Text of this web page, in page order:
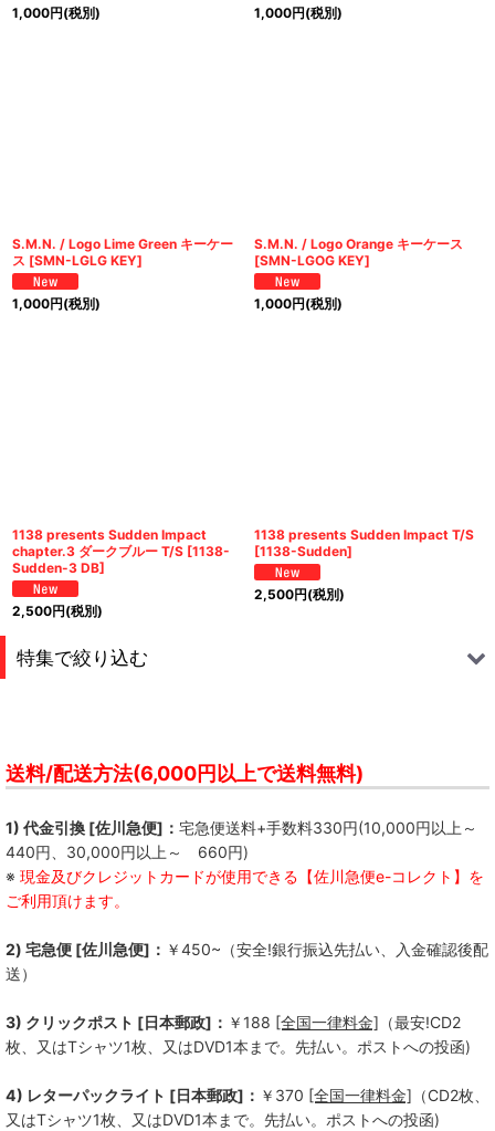
1,000円(税別) 1,000円(税別)
S.M.N. / Logo Lime Green キーケー
ス [SMN-LGLG KEY]
1,000円(税別)
S.M.N. / Logo Orange キーケース
[SMN-LGOG KEY]
1,000円(税別)
1138 presents Sudden Impact
chapter.3 ダークブルー T/S [1138-
Sudden-3 DB]
2,500円(税別)
1138 presents Sudden Impact T/S
[1138-Sudden]
2,500円(税別)
特集で絞り込む
FREE KICK
QUICKDEAD
Kill Lincoln
Bad Operation
ALL LIVING THINGS
BACKSKiD
送料/配送方法(6,000円以上で送料無料)
1) 代金引換 [佐川急便]： 宅急便送料+手数料330円(10,000円以上～
440円、30,000円以上～ 660円)
※ 現金及びクレジットカードが使用できる【佐川急便e-コレクト】を
ご利用頂けます。
2) 宅急便 [佐川急便]： ￥450~（安全!銀行振込先払い、入金確認後配
送）
3) クリックポスト [日本郵政]： ￥188 [全国一律料金] （最安!CD2
枚、又はTシャツ1枚、又はDVD1本まで。先払い。ポストへの投函)
4) レターパックライト [日本郵政]： ￥370 [全国一律料金] （CD2枚、
又はTシャツ1枚、又はDVD1本まで。先払い。ポストへの投函)